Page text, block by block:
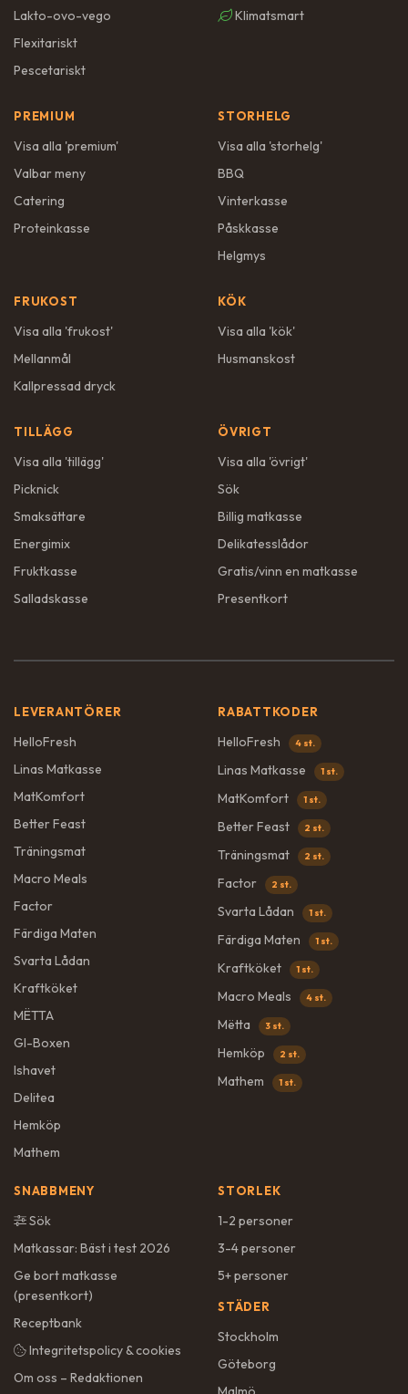
Lakto-ovo-vego
Flexitariskt
Pescetariskt
Klimatsmart
PREMIUM
Visa alla 'premium'
Valbar meny
Catering
Proteinkasse
STORHELG
Visa alla 'storhelg'
BBQ
Vinterkasse
Påskkasse
Helgmys
FRUKOST
Visa alla 'frukost'
Mellanmål
Kallpressad dryck
KÖK
Visa alla 'kök'
Husmanskost
TILLÄGG
Visa alla 'tillägg'
Picknick
Smaksättare
Energimix
Fruktkasse
Salladskasse
ÖVRIGT
Visa alla 'övrigt'
Sök
Billig matkasse
Delikatesslådor
Gratis/vinn en matkasse
Presentkort
LEVERANTÖRER
HelloFresh
Linas Matkasse
MatKomfort
Better Feast
Träningsmat
Macro Meals
Factor
Färdiga Maten
Svarta Lådan
Kraftköket
MËTTA
GI-Boxen
Ishavet
Delitea
Hemköp
Mathem
RABATTKODER
HelloFresh 4 st.
Linas Matkasse 1 st.
MatKomfort 1 st.
Better Feast 2 st.
Träningsmat 2 st.
Factor 2 st.
Svarta Lådan 1 st.
Färdiga Maten 1 st.
Kraftköket 1 st.
Macro Meals 4 st.
Mëtta 3 st.
Hemköp 2 st.
Mathem 1 st.
SNABBMENY
Sök
Matkassar: Bäst i test 2026
Ge bort matkasse
(presentkort)
Receptbank
Integritetspolicy & cookies
Om oss – Redaktionen
STORLEK
1-2 personer
3-4 personer
5+ personer
STÄDER
Stockholm
Göteborg